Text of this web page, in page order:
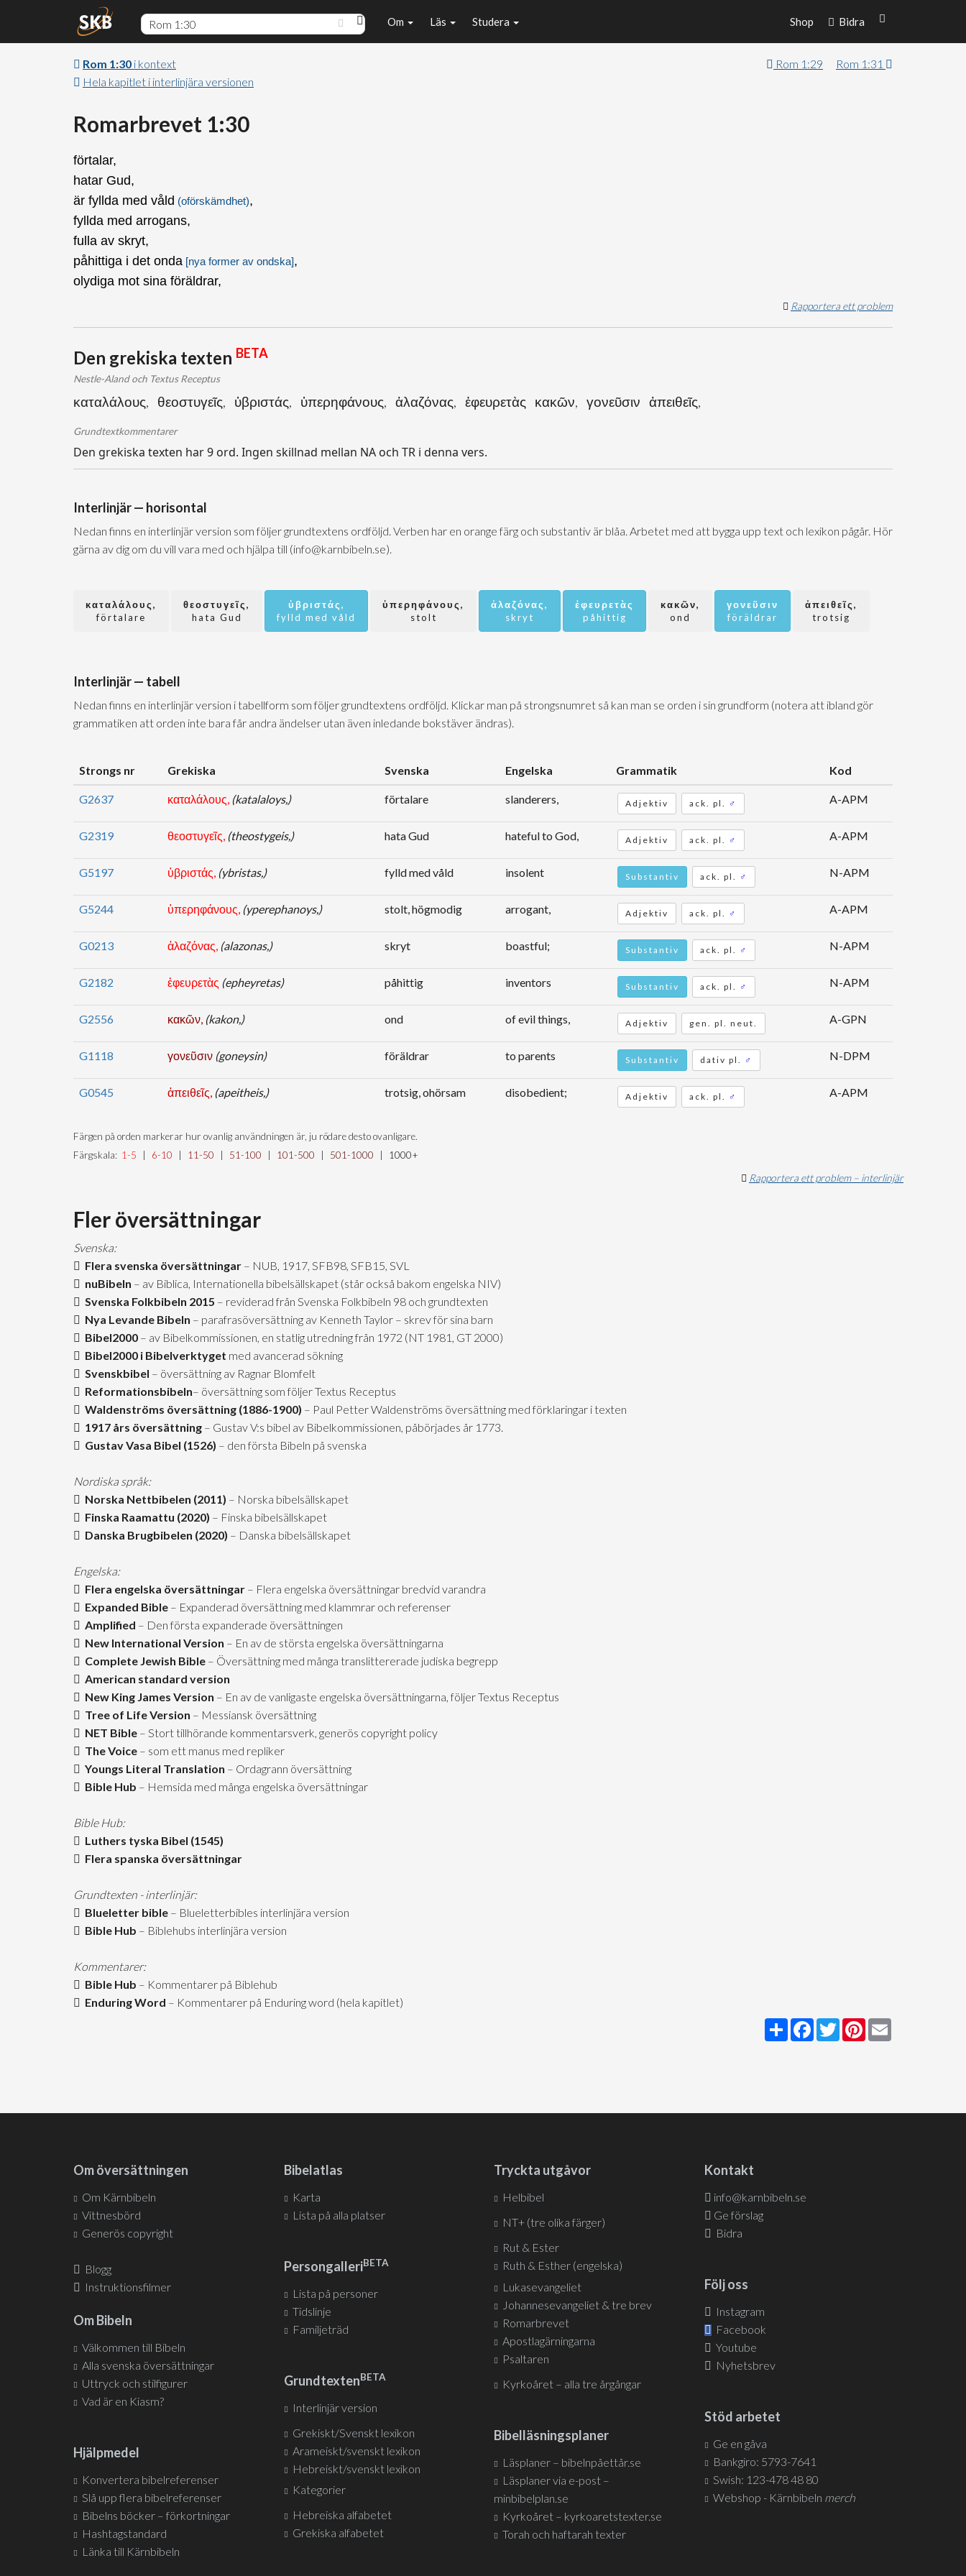
Bidra
Shop
Om Läs Studera
Rom 1:30 i kontext
Hela kapitlet i interlinjära versionen
Rom 1:29 Rom 1:31
Romarbrevet 1:30
förtalar,
hatar Gud,
är fyllda med våld (oförskämdhet),
fyllda med arrogans,
fulla av skryt,
påhittiga i det onda [nya former av ondska],
olydiga mot sina föräldrar,
Rapportera ett problem
Den grekiska texten BETA
Nestle-Aland och Textus Receptus
καταλάλους, θεοστυγεῖς, ὑβριστάς, ὑπερηφάνους, ἀλαζόνας, ἐφευρετὰς κακῶν, γονεῦσιν ἀπειθεῖς,
Grundtextkommentarer
Den grekiska texten har 9 ord. Ingen skillnad mellan NA och TR i denna vers.
Interlinjär — horisontal
Nedan finns en interlinjär version som följer grundtextens ordföljd. Verben har en orange färg och substantiv är blåa. Arbetet med att bygga upp text och lexikon pågår. Hör
gärna av dig om du vill vara med och hjälpa till (info@karnbibeln.se).
καταλάλους,
förtalare
θεοστυγεῖς,
hata Gud
ὑβριστάς,
fylld med våld
ὑπερηφάνους,
stolt
ἀλαζόνας,
skryt
ἐφευρετὰς
påhittig
κακῶν,
ond
γονεῦσιν
föräldrar
ἀπειθεῖς,
trotsig
Interlinjär — tabell
Nedan finns en interlinjär version i tabellform som följer grundtextens ordföljd. Klickar man på strongsnumret så kan man se orden i sin grundform (notera att ibland gör
grammatiken att orden inte bara får andra ändelser utan även inledande bokstäver ändras).
Strongs nr Grekiska Svenska Engelska Grammatik Kod
G2637 καταλάλους, (katalaloys,) förtalare slanderers, Adjektiv ack. pl. ♂ A-APM
G2319 θεοστυγεῖς, (theostygeis,) hata Gud hateful to God, Adjektiv ack. pl. ♂ A-APM
G5197 ὑβριστάς, (ybristas,) fylld med våld insolent Substantiv ack. pl. ♂ N-APM
G5244 ὑπερηφάνους, (yperephanoys,) stolt, högmodig arrogant, Adjektiv ack. pl. ♂ A-APM
G0213 ἀλαζόνας, (alazonas,) skryt boastful; Substantiv ack. pl. ♂ N-APM
G2182 ἐφευρετὰς (epheyretas) påhittig inventors Substantiv ack. pl. ♂ N-APM
G2556 κακῶν, (kakon,) ond of evil things, Adjektiv gen. pl. neut. A-GPN
G1118 γονεῦσιν (goneysin) föräldrar to parents Substantiv dativ pl. ♂ N-DPM
G0545 ἀπειθεῖς, (apeitheis,) trotsig, ohörsam disobedient; Adjektiv ack. pl. ♂ A-APM
Färgen på orden markerar hur ovanlig användningen är, ju rödare desto ovanligare.
Färgskala: 1-5 6-10 11-50 51-100 101-500 501-1000 1000+
Rapportera ett problem – interlinjär
Fler översättningar
Svenska:
Flera svenska översättningar – NUB, 1917, SFB98, SFB15, SVL
nuBibeln – av Biblica, Internationella bibelsällskapet (står också bakom engelska NIV)
Svenska Folkbibeln 2015 – reviderad från Svenska Folkbibeln 98 och grundtexten
Nya Levande Bibeln – parafrasöversättning av Kenneth Taylor – skrev för sina barn
Bibel2000 – av Bibelkommissionen, en statlig utredning från 1972 (NT 1981, GT 2000)
Bibel2000 i Bibelverktyget med avancerad sökning
Svenskbibel – översättning av Ragnar Blomfelt
Reformationsbibeln– översättning som följer Textus Receptus
Waldenströms översättning (1886-1900) – Paul Petter Waldenströms översättning med förklaringar i texten
1917 års översättning – Gustav V:s bibel av Bibelkommissionen, påbörjades år 1773.
Gustav Vasa Bibel (1526) – den första Bibeln på svenska
Nordiska språk:
Norska Nettbibelen (2011) – Norska bibelsällskapet
Finska Raamattu (2020) – Finska bibelsällskapet
Danska Brugbibelen (2020) – Danska bibelsällskapet
Engelska:
Flera engelska översättningar – Flera engelska översättningar bredvid varandra
Expanded Bible – Expanderad översättning med klammrar och referenser
Amplified – Den första expanderade översättningen
New International Version – En av de största engelska översättningarna
Complete Jewish Bible – Översättning med många translittererade judiska begrepp
American standard version
New King James Version – En av de vanligaste engelska översättningarna, följer Textus Receptus
Tree of Life Version – Messiansk översättning
NET Bible – Stort tillhörande kommentarsverk, generös copyright policy
The Voice – som ett manus med repliker
Youngs Literal Translation – Ordagrann översättning
Bible Hub – Hemsida med många engelska översättningar
Bible Hub:
Luthers tyska Bibel (1545)
Flera spanska översättningar
Grundtexten - interlinjär:
Blueletter bible – Blueletterbibles interlinjära version
Bible Hub – Biblehubs interlinjära version
Kommentarer:
Bible Hub – Kommentarer på Biblehub
Enduring Word – Kommentarer på Enduring word (hela kapitlet)
Share Facebook
TwitterPinterest
Om översättningen
Om Kärnbibeln
Vittnesbörd
Generös copyright
Blogg
Instruktionsfilmer
Om Bibeln
Välkommen till Bibeln
Alla svenska översättningar
Uttryck och stilfigurer
Vad är en Kiasm?
Hjälpmedel
Konvertera bibelreferenser
Slå upp flera bibelreferenser
Bibelns böcker – förkortningar
Hashtagstandard
Länka till Kärnbibeln
Bibelatlas
Karta
Lista på alla platser
PersongalleriBETA
Lista på personer
Tidslinje
Familjeträd
GrundtextenBETA
Interlinjär version
Grekiskt/Svenskt lexikon
Arameiskt/svenskt lexikon
Hebreiskt/svenskt lexikon
Kategorier
Hebreiska alfabetet
Grekiska alfabetet
Tryckta utgåvor
Helbibel
NT+ (tre olika färger)
Rut & Ester
Ruth & Esther (engelska)
Lukasevangeliet
Johannesevangeliet & tre brev
Romarbrevet
Apostlagärningarna
Psaltaren
Kyrkoåret – alla tre årgångar
Bibelläsningsplaner
Läsplaner – bibelnpåettår.se
Läsplaner via e-post –
minbibelplan.se
Kyrkoåret – kyrkoaretstexter.se
Torah och haftarah texter
Kontakt
info@karnbibeln.se
Ge förslag
Bidra
Följ oss
Instagram
Facebook
Youtube
Nyhetsbrev
Stöd arbetet
Ge en gåva
Bankgiro: 5793-7641
Swish: 123-478 48 80
Webshop - Kärnbibeln merch